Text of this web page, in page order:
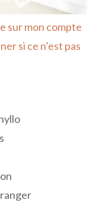
sur mon compte
si ce n’est pas